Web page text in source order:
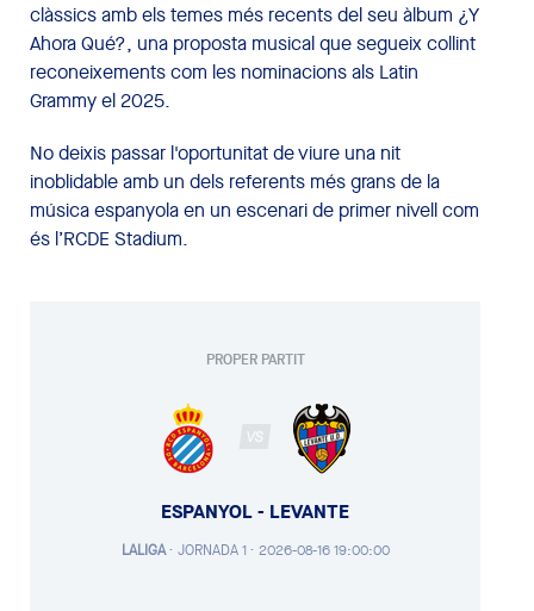
clàssics amb els temes més recents del seu àlbum ¿Y
Ahora Qué?, una proposta musical que segueix collint
reconeixements com les nominacions als Latin
Grammy el 2025.
No deixis passar l'oportunitat de viure una nit
inoblidable amb un dels referents més grans de la
música espanyola en un escenari de primer nivell com
és l’RCDE Stadium.
PROPER PARTIT
VS
ESPANYOL - LEVANTE
LALIGA· JORNADA 1 · 2026-08-16 19:00:00